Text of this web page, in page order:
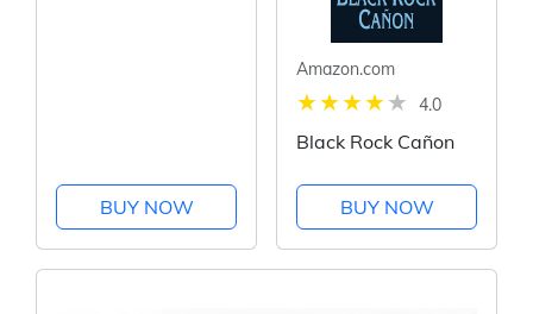
BUY NOW
Amazon.com
4.0
Black Rock Cañon
BUY NOW